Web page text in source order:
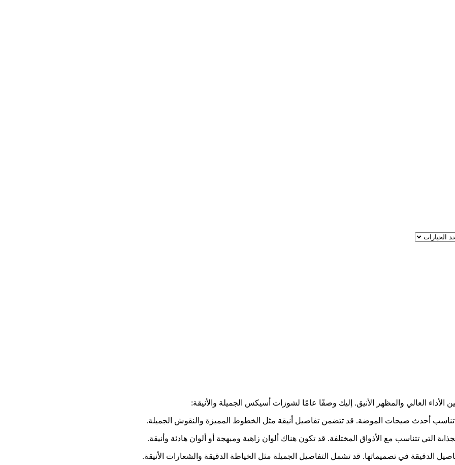
العالي والمظهر الأنيق. إليك وصفًا عامًا لشوزات أسيكس الجميلة والأنيقة: